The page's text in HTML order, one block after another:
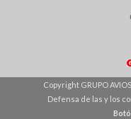
Copyright GRUPO
Defensa de las y los